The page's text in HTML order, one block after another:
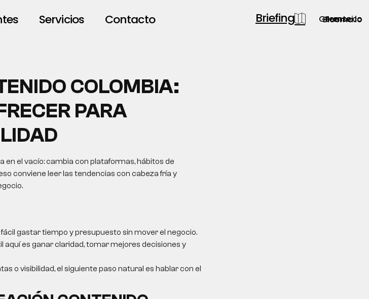
Servicios Contacto Briefing Blooma.io
Semsei.io
Gerente.co
COLOMBIA:
PARA
el vacío: cambia con plataformas, hábitos de
conviene leer las tendencias con cabeza fría y
gastar tiempo y presupuesto sin mover el negocio.
aquí es ganar claridad, tomar mejores decisiones y
o visibilidad, el siguiente paso natural es hablar con el